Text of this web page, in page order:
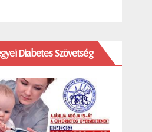
Diabetes Szövetség